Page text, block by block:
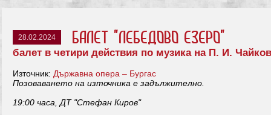
28.02.2024 Балет "Лебедово Езеро"
балет в четири действия по музика на П. И.
Източник: Държавна опера – Бургас
Позоваването на източника е задължително.
19:00 часа, ДТ "Стефан Киров"